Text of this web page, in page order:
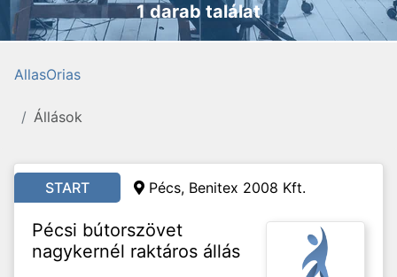
1 darab találat
AllasOrias
Állások
START Pécs, Benitex 2008 Kft.
Pécsi bútorszövet
nagykernél raktáros állás